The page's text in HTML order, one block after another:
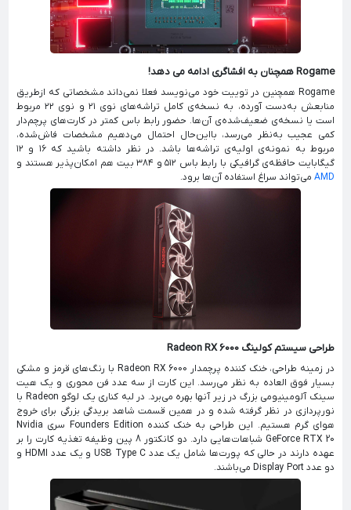
Rogame همچنان به افشاگری ادامه می دهد!
Rogame همچنین در توییت خود می‌نویسد فعلا نمی‌داند مشخصاتی که ازطریق
منابعش به‌دست آورده، به نسخه‌ی کامل تراشه‌های نوی ۲۱ و نوی ۲۲ مربوط
است یا نسخه‌ی ضعیف‌شده‌ی آن‌ها. حضور رابط باس کمتر در کارت‌های پرچم‌دار
کمی عجیب به‌نظر می‌رسد، بااین‌حال احتمال می‌دهیم مشخصات فاش‌شده،
مربوط به نمونه‌ی اولیه‌ی تراشه‌ها باشد. در نظر داشته باشید که ۱۶ و ۱۲
گیگابایت حافظه‌ی گرافیکی با رابط باس ۵۱۲ و ۳۸۴ بیت هم امکان‌پذیر هستند و
AMD می‌تواند سراغ استفاده آن‌ها برود.
طراحی سیستم کولینگ Radeon RX 6000
در زمینه طراحی، خنک کننده پرچمدار Radeon RX 6000 با رنگ‌های قرمز و مشکی
بسیار فوق العاده به نظر می‌رسد. این کارت از سه عدد فن محوری و یک هیت
سینک آلومینیومی بزرگ در زیر آنها بهره می‌برد. در لبه کناری یک لوگو Radeon با
نورپردازی در نظر گرفته شده و در همین قسمت شاهد بریدگی بزرگی برای خروج
هوای گرم هستیم. این طراحی به خنک کننده Founders Edition سری Nvidia
GeForce RTX 20 شباهات‌هایی دارد. دو کانکتور 8 پین وظیفه تغذیه کارت را بر
عهده دارند در حالی که پورت‌ها شامل یک عدد USB Type C و یک عدد HDMI و
دو عدد Display Port می‌باشند.